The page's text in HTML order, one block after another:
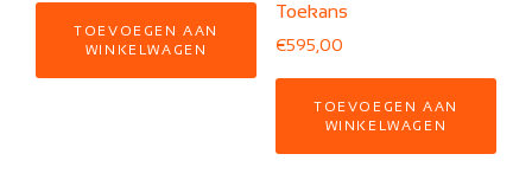
TOEVOEGEN AAN
WINKELWAGEN
Toekans
€595,00
TOEVOEGEN AAN
WINKELWAGEN